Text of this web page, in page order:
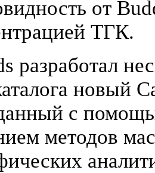
от
ТГК.
разработал
новый
с
методов